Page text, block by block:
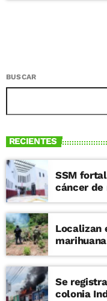
BUSCAR
RECIENTES
SSM
cáncer de
Localizan
Se
colonia